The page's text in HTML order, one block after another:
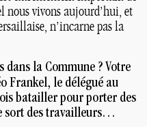
nous vivons aujourd’hui, et
n’incarne pas la
dans la Commune ? Votre
Frankel, le délégué au
batailler pour porter des
sort des travailleurs…